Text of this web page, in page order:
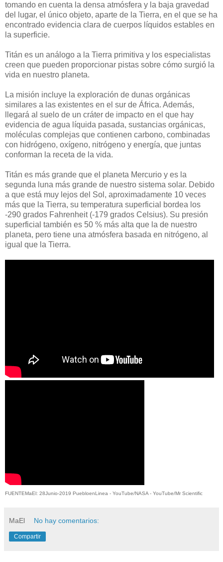
tomando en cuenta la densa atmósfera y la baja gravedad
del lugar, el único objeto, aparte de la Tierra, en el que se ha
encontrado evidencia clara de cuerpos líquidos estables en
la superficie.
Titán es un análogo a la Tierra primitiva y los especialistas
creen que pueden proporcionar pistas sobre cómo surgió la
vida en nuestro planeta.
La misión incluye la exploración de dunas orgánicas
similares a las existentes en el sur de África. Además,
llegará al suelo de un cráter de impacto en el que hay
evidencia de agua líquida pasada, sustancias orgánicas,
moléculas complejas que contienen carbono, combinadas
con hidrógeno, oxígeno, nitrógeno y energía, que juntas
conforman la receta de la vida.
Titán es más grande que el planeta Mercurio y es la
segunda luna más grande de nuestro sistema solar. Debido
a que está muy lejos del Sol, aproximadamente 10 veces
más que la Tierra, su temperatura superficial bordea los
-290 grados Fahrenheit (-179 grados Celsius). Su presión
superficial también es 50 % más alta que la de nuestro
planeta, pero tiene una atmósfera basada en nitrógeno, al
igual que la Tierra.
FUENTEMaEl: 28Junio-2019 PuebloenLinea - YouTube/NASA - YouTube/Mr Scientific
MaEl No hay comentarios:
Compartir